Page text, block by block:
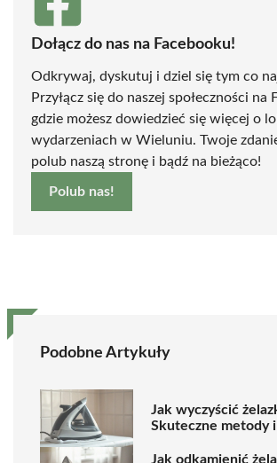
Dołącz do nas na Facebooku!
Odkrywaj, dyskutuj i dziel się tym co
Przyłącz się do naszej społeczności na
gdzie możesz dowiedzieć się więcej o
wydarzeniach w Wieluniu. Twoje
polub naszą stronę i bądź na bieżąco!
Polub nas!
Podobne Artykuły
Jak wyczyścić
Skuteczne metody
Jak odkamienić